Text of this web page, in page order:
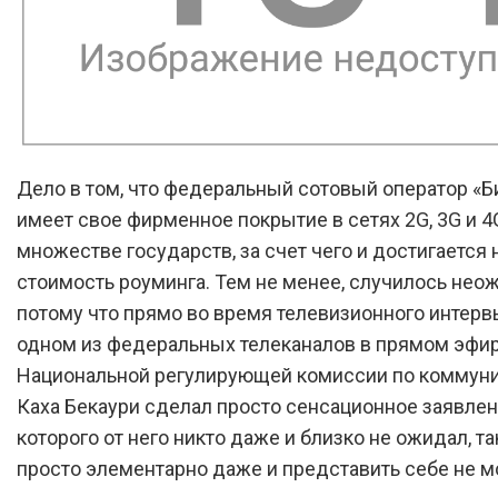
Дело в том, что федеральный сотовый оператор
имеет свое фирменное покрытие в сетях 2G, 3G и
множестве государств, за счет чего и достигается
стоимость роуминга. Тем не менее, случилось
потому что прямо во время телевизионного
одном из федеральных телеканалов в прямом
Национальной регулирующей комиссии по
Каха Бекаури сделал просто сенсационное
которого от него никто даже и близко не ожидал,
просто элементарно даже и представить себе не